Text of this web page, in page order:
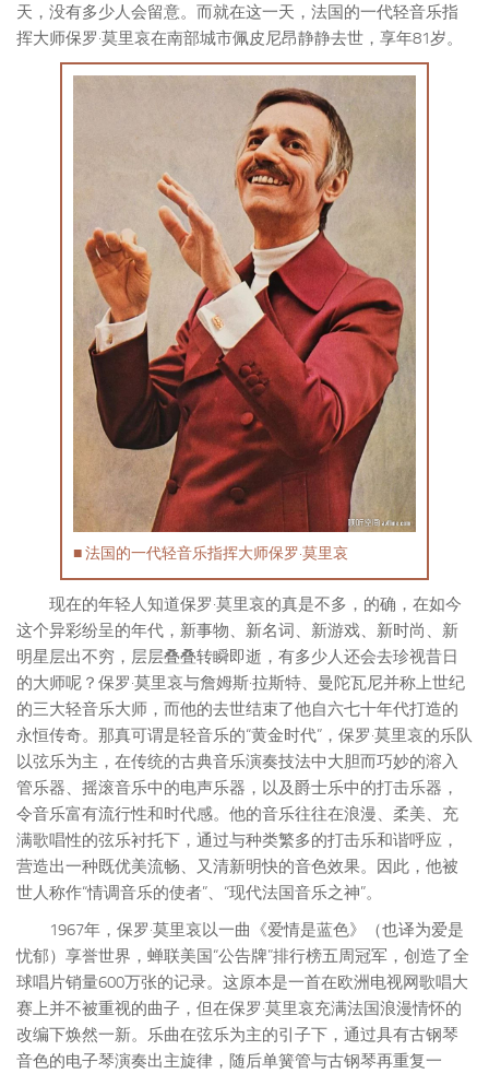
天，没有多少人会留意。而就在这一天，法国的一代轻音乐指
挥大师保罗·莫里哀在南部城市佩皮尼昂静静去世，享年81岁。
■ 法国的一代轻音乐指挥大师保罗·莫里哀
现在的年轻人知道保罗·莫里哀的真是不多，的确，在如今
这个异彩纷呈的年代，新事物、新名词、新游戏、新时尚、新
明星层出不穷，层层叠叠转瞬即逝，有多少人还会去珍视昔日
的大师呢？保罗·莫里哀与詹姆斯·拉斯特、曼陀瓦尼并称上世纪
的三大轻音乐大师，而他的去世结束了他自六七十年代打造的
永恒传奇。那真可谓是轻音乐的“黄金时代”，保罗·莫里哀的乐队
以弦乐为主，在传统的古典音乐演奏技法中大胆而巧妙的溶入
管乐器、摇滚音乐中的电声乐器，以及爵士乐中的打击乐器，
令音乐富有流行性和时代感。他的音乐往往在浪漫、柔美、充
满歌唱性的弦乐衬托下，通过与种类繁多的打击乐和谐呼应，
营造出一种既优美流畅、又清新明快的音色效果。因此，他被
世人称作“情调音乐的使者”、“现代法国音乐之神”。
1967年，保罗·莫里哀以一曲《爱情是蓝色》（也译为爱是
忧郁）享誉世界，蝉联美国“公告牌”排行榜五周冠军，创造了全
球唱片销量600万张的记录。这原本是一首在欧洲电视网歌唱大
赛上并不被重视的曲子，但在保罗·莫里哀充满法国浪漫情怀的
改编下焕然一新。乐曲在弦乐为主的引子下，通过具有古钢琴
音色的电子琴演奏出主旋律，随后单簧管与古钢琴再重复一